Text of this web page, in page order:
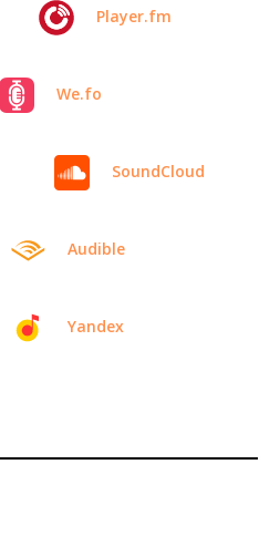
Player.fm
We.fo
SoundCloud
Audible
Yandex